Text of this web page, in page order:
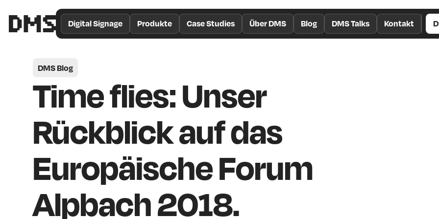
Theme
Digital Signage Produkte Case Studies Über DMS Blog DMS Talks Kontakt
DMS Blog
Time flies: Unser
Rückblick auf das
Europäische Forum
Alpbach 2018.